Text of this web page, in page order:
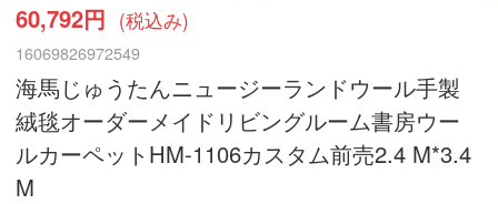
60,792円 (税込み)
16069826972549
海馬じゅうたんニュージーランドウール手製
絨毯オーダーメイドリビングルーム書房ウー
ルカーペットHM-1106カスタム前売2.4 M*3.4
M